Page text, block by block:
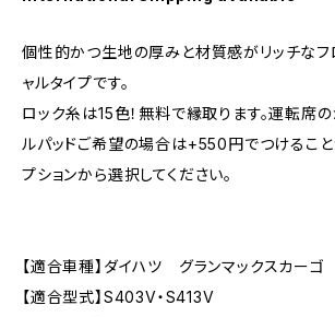
個性的かつ生地の厚みと材質感がリッチな
ャルタイプです。
ロック糸は15色！無料で縁取ります。運転席
ルパッドご希望の場合は+550円でつけること
プションから選択してください。
【適合車種】ダイハツ グランマックスカーゴ
【適合型式】S403V・S413V